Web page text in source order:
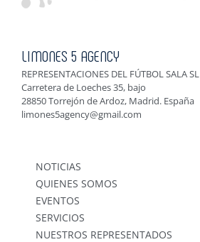
LIMONES 5 AGENCY
REPRESENTACIONES DEL FÚTBOL SALA SL
Carretera de Loeches 35, bajo
28850 Torrejón de Ardoz, Madrid. España
limones5agency@gmail.com
NOTICIAS
QUIENES SOMOS
EVENTOS
SERVICIOS
NUESTROS REPRESENTADOS